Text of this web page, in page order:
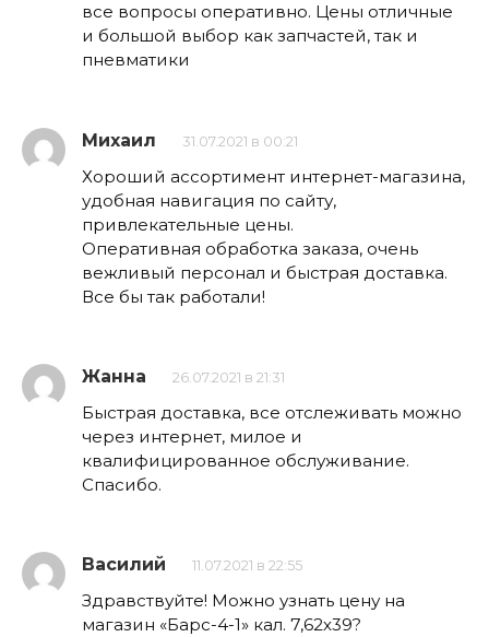
все вопросы оперативно. Цены отличные
и большой выбор как запчастей, так и
пневматики
Михаил 31.07.2021 в 00:21
Хороший ассортимент интернет-магазина,
удобная навигация по сайту,
привлекательные цены.
Оперативная обработка заказа, очень
вежливый персонал и быстрая доставка.
Все бы так работали!
Жанна 26.07.2021 в 21:31
Быстрая доставка, все отслеживать можно
через интернет, милое и
квалифицированное обслуживание.
Спасибо.
Василий 11.07.2021 в 22:55
Здравствуйте! Можно узнать цену на
магазин «Барс-4-1» кал. 7,62х39?